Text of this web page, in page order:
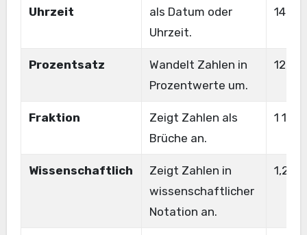
Uhrzeit
als Datum oder
Uhrzeit.
14:30
Prozentsatz
Wandelt Zahlen in
Prozentwerte um.
12,34
Fraktion
Zeigt Zahlen als
Brüche an.
1 1/2
Wissenschaftlich
Zeigt Zahlen in
wissenschaftlicher
Notation an.